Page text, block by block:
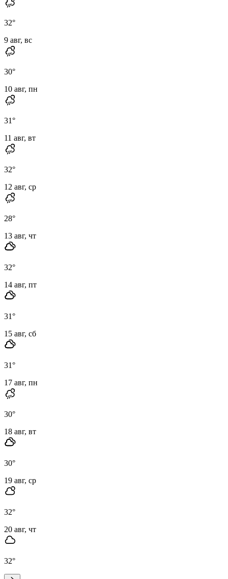
32°
9 авг, вс
30°
10 авг, пн
31°
11 авг, вт
32°
12 авг, ср
28°
13 авг, чт
32°
14 авг, пт
31°
15 авг, сб
31°
17 авг, пн
30°
18 авг, вт
30°
19 авг, ср
32°
20 авг, чт
32°